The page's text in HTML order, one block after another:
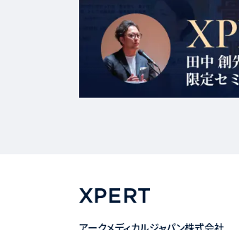
アークメディカルジャパン株式会社